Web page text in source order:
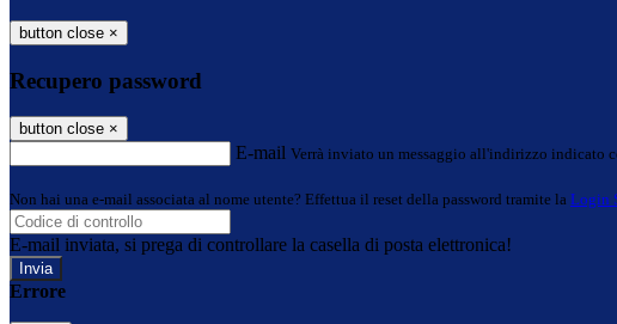
button close ×
Recupero password
button close ×
E-mail Verrà inviato un messaggio all'indirizzo indicato
Non hai una e-mail associata al nome utente? Effettua il reset della password tramite la Login
E-mail inviata, si prega di controllare la casella di posta elettronica!
Errore